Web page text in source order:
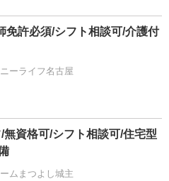
免許必須/シフト相談可/介護付
ーライフ名古屋
無資格可/シフト相談可/住宅型
ムまつよし城主